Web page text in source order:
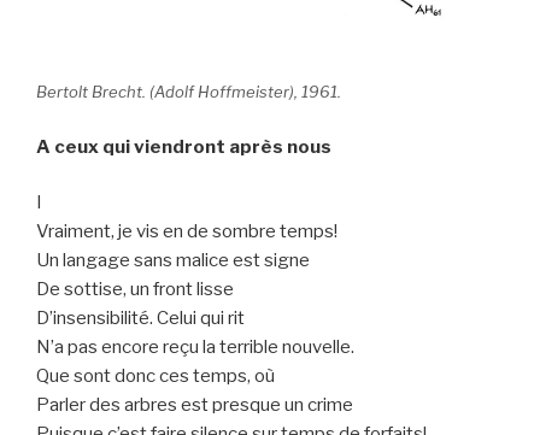
Bertolt Brecht. (Adolf Hoffmeister), 1961.
A ceux qui viendront après nous
I
Vraiment, je vis en de sombre temps!
Un langage sans malice est signe
De sottise, un front lisse
D’insensibilité. Celui qui rit
N’a pas encore reçu la terrible nouvelle.
Que sont donc ces temps, où
Parler des arbres est presque un crime